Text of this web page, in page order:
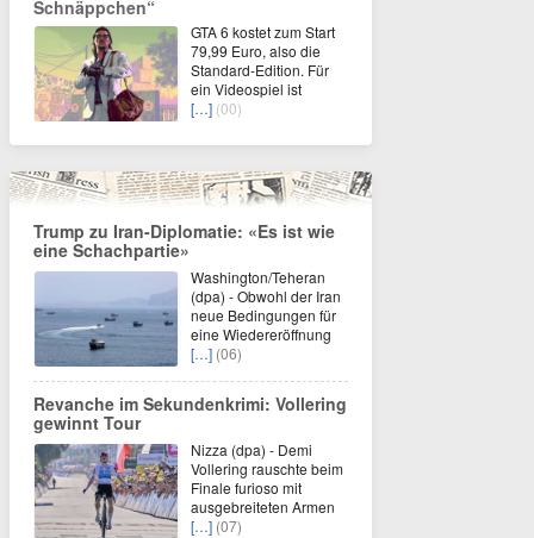
Schnäppchen“
GTA 6 kostet zum Start
79,99 Euro, also die
Standard-Edition. Für
ein Videospiel ist
[…] (00)
Trump zu Iran-Diplomatie: «Es ist wie
eine Schachpartie»
Washington/Teheran
(dpa) - Obwohl der Iran
neue Bedingungen für
eine Wiedereröffnung
[…] (06)
Revanche im Sekundenkrimi: Vollering
gewinnt Tour
Nizza (dpa) - Demi
Vollering rauschte beim
Finale furioso mit
ausgebreiteten Armen
[…] (07)